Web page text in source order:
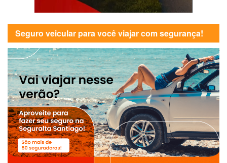
Seguro veicular para você viajar com segurança!